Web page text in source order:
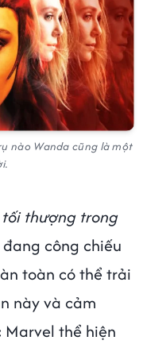
nào Wanda cũng là một
tối thượng trong
công chiếu
toàn có thể trải
này và cảm
thể hiện